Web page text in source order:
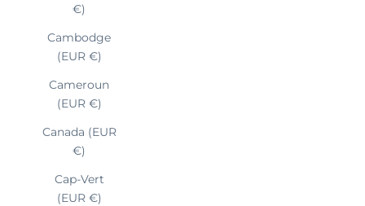
€)
Cambodge
(EUR €)
Cameroun
(EUR €)
Canada (EUR
€)
Cap-Vert
(EUR €)